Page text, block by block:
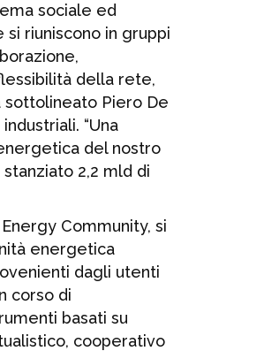
sociale ed
si riuniscono in gruppi
della rete,
sottolineato Piero De
“Una
del nostro
2,2 mld di
Community, si
energetica
dagli utenti
corso di
basati su
cooperativo